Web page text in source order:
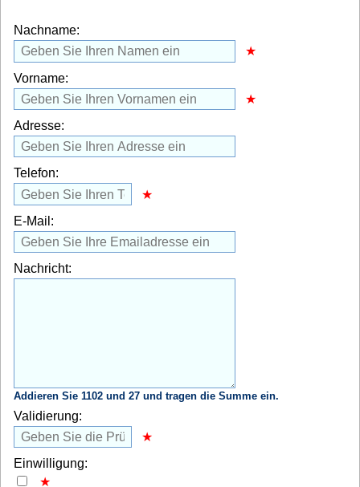
Nachname:
Vorname:
Adresse:
Telefon:
E-Mail:
Nachricht:
Addieren Sie 1102 und 27 und tragen die Summe ein.
Validierung:
Einwilligung: